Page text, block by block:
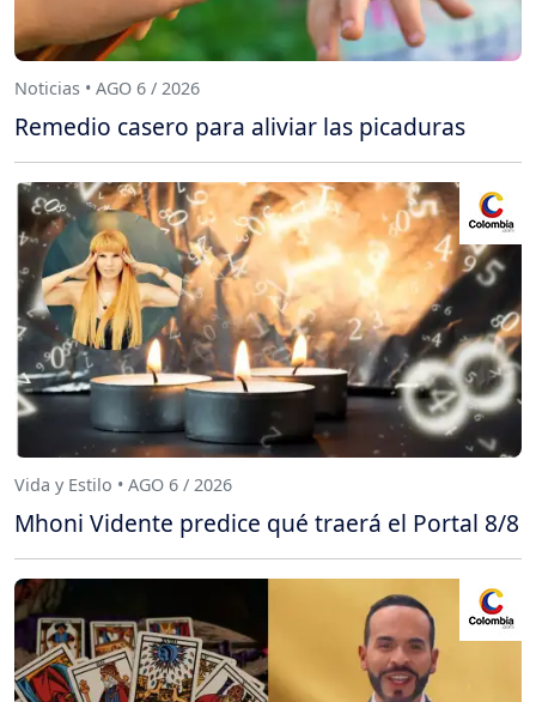
Noticias • AGO 6 / 2026
Remedio casero para aliviar las picaduras
Vida y Estilo • AGO 6 / 2026
Mhoni Vidente predice qué traerá el Portal 8/8